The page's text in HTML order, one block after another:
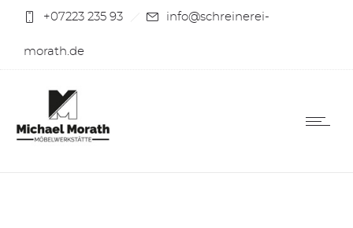
+07223 235 93 info@schreinerei-
morath.de